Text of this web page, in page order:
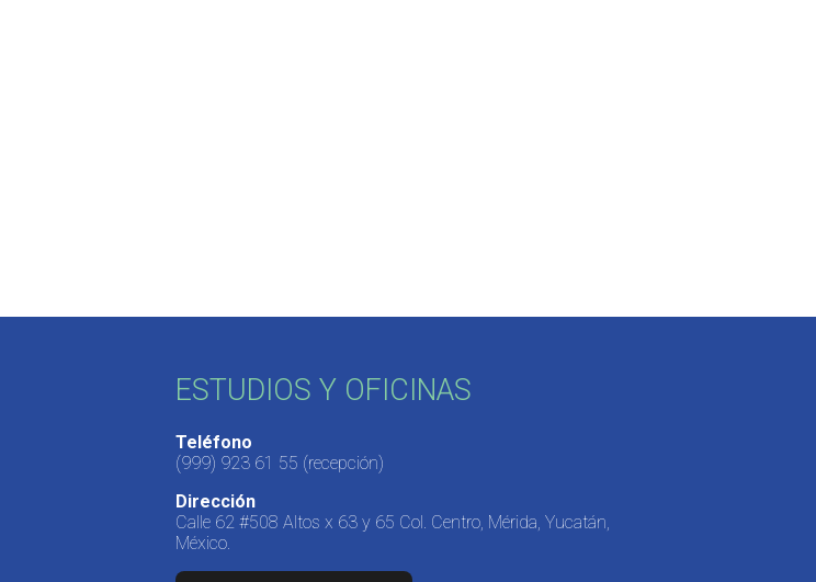
ESTUDIOS Y OFICINAS
Teléfono
(999) 923 61 55 (recepción)
Dirección
Calle 62 #508 Altos x 63 y 65 Col. Centro, Mérida, Yucatán,
México.